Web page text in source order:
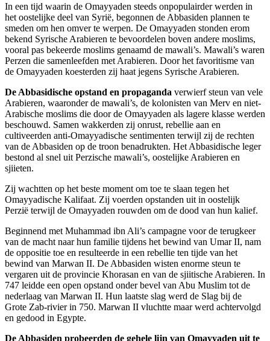
In een tijd waarin de Omayyaden steeds onpopulairder werden in
het oostelijke deel van Syrië, begonnen de Abbasiden plannen te
smeden om hen omver te werpen. De Omayyaden stonden erom
bekend Syrische Arabieren te bevoordelen boven andere moslims,
vooral pas bekeerde moslims genaamd de mawali’s. Mawali’s waren
Perzen die samenleefden met Arabieren. Door het favoritisme van
de Omayyaden koesterden zij haat jegens Syrische Arabieren.
De Abbasidische opstand en propaganda verwierf steun van vele
Arabieren, waaronder de mawali’s, de kolonisten van Merv en niet-
Arabische moslims die door de Omayyaden als lagere klasse werden
beschouwd. Samen wakkerden zij onrust, rebellie aan en
cultiveerden anti-Omayyadische sentimenten terwijl zij de rechten
van de Abbasiden op de troon benadrukten. Het Abbasidische leger
bestond al snel uit Perzische mawali’s, oostelijke Arabieren en
sjiieten.
Zij wachtten op het beste moment om toe te slaan tegen het
Omayyadische Kalifaat. Zij voerden opstanden uit in oostelijk
Perzië terwijl de Omayyaden rouwden om de dood van hun kalief.
Beginnend met Muhammad ibn Ali’s campagne voor de terugkeer
van de macht naar hun familie tijdens het bewind van Umar II, nam
de oppositie toe en resulteerde in een rebellie ten tijde van het
bewind van Marwan II. De Abbasiden wisten enorme steun te
vergaren uit de provincie Khorasan en van de sjiitische Arabieren. In
747 leidde een open opstand onder bevel van Abu Muslim tot de
nederlaag van Marwan II. Hun laatste slag werd de Slag bij de
Grote Zab-rivier in 750. Marwan II vluchtte maar werd achtervolgd
en gedood in Egypte.
De Abbasiden probeerden de gehele lijn van Omayyaden uit te